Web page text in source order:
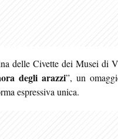
delle Civette dei Musei di
degli arazzi”, un
espressiva unica.